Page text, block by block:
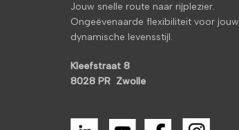
Jouw snelle route naar rijplezier.
Ongeëvenaarde flexibiliteit voor jouw
dynamische levensstijl.
Kleefstraat 8
8028 PR Zwolle